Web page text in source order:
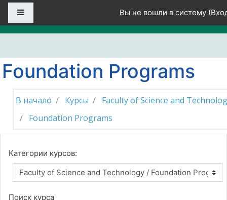
Перейти к основному содержанию
Вы не вошли в систему (
Foundation Programs
В начало Курсы
Faculty of Science and
Foundation Programs
Категории курсов:
Поиск курса